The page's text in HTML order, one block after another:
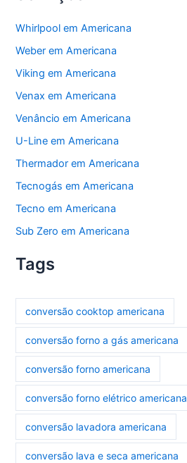
Whirlpool em Americana
Weber em Americana
Viking em Americana
Venax em Americana
Venâncio em Americana
U-Line em Americana
Thermador em Americana
Tecnogás em Americana
Tecno em Americana
Sub Zero em Americana
Tags
conversão cooktop americana
conversão forno a gás americana
conversão forno americana
conversão forno elétrico americana
conversão lavadora americana
conversão lava e seca americana